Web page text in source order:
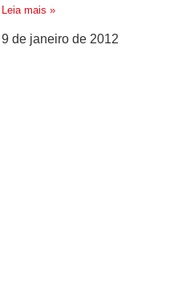
Leia mais »
9 de janeiro de 2012